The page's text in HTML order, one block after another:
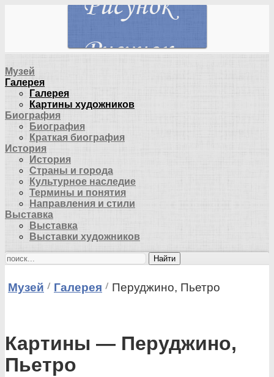
Музей
Галерея
Галерея
Картины художников
Биография
Биография
Краткая биография
История
История
Страны и города
Культурное наследие
Термины и понятия
Направления и стили
Выставка
Выставка
Выставки художников
Найти
Музей Галерея Перуджино, Пьетро
Картины — Перуджино,
Пьетро